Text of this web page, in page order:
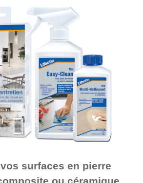
surfaces en pierre